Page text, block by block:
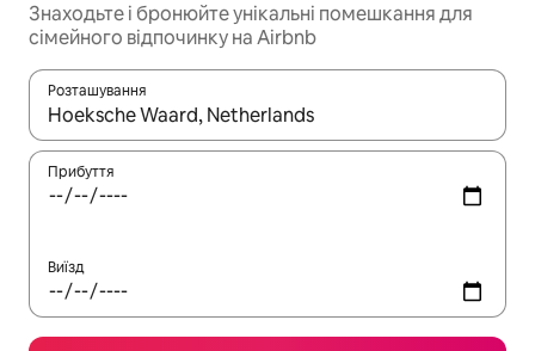
Знаходьте і бронюйте унікальні помешкання для
сімейного відпочинку на Airbnb
Розташування
Отримавши результати пошуку, використовуйте для
Прибуття
Виїзд